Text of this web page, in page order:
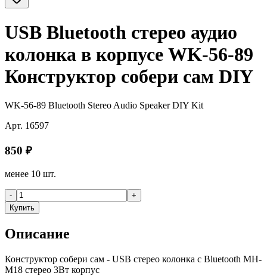
USB Bluetooth стерео аудио
колонка в корпусе WK-56-89
Конструктор собери сам DIY
WK-56-89 Bluetooth Stereo Audio Speaker DIY Kit
Арт. 16597
850 ₽
менее 10 шт.
-
+
Купить
Описание
Конструктор собери сам - USB стерео колонка с Bluetooth MH-
M18 стерео 3Вт корпус